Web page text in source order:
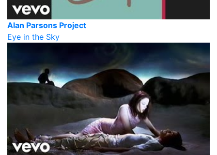
Alan Parsons Project
Eye in the Sky